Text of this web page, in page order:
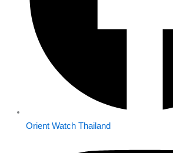
Orient Watch Thailand